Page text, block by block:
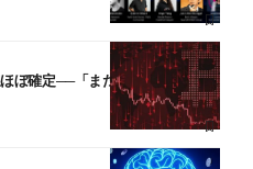
ぼ確定──「まだ途中段階」と